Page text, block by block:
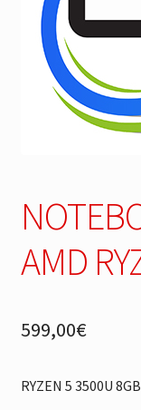
AMD
599,00€
RYZEN 5 3500U